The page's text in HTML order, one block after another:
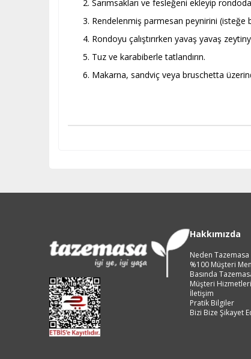
Sarımsakları ve fesleğeni ekleyip
Rendelenmiş parmesan peynirini (isteğe
Rondoyu çalıştırırken yavaş yavaş
Tuz ve karabiberle tatlandırın.
Makarna, sandviç veya bruschetta
Hakkımızda
Neden Tazemasa
%100 Müşteri
Basında
Müşteri Hizmetleri
İletişim
Pratik Bilgiler
Bizi Bize Şikayet